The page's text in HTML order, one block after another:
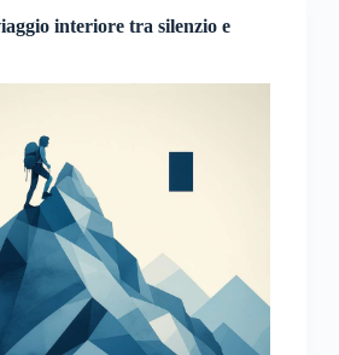
interiore tra silenzio e